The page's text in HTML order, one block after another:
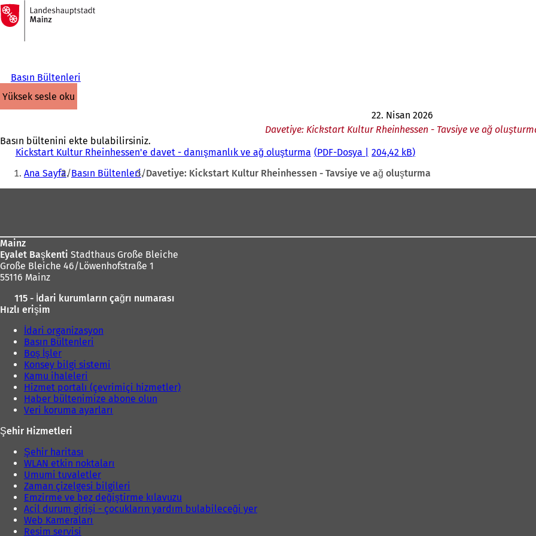
İçeriğe atla
Ana
sayfaya
Basın Bültenleri
yüksek sesle oku
22. Nisan 2026
Davetiye: Kickstart Kultur Rheinhessen - Tavsiye ve ağ
Basın bültenini ekte bulabilirsiniz.
Kickstart Kultur Rheinhessen'e davet - danışmanlık ve ağ oluşturma
PDF-Dosya 204,42 kB
Buradasınız:
Ana Sayfa Basın Bültenleri Davetiye: Kickstart Kultur Rheinhessen - Tavsiye ve ağ oluşturma
Mainz
Eyalet Başkenti Stadthaus Große Bleiche
Große Bleiche 46/Löwenhofstraße 1
55116 Mainz
115 - İdari kurumların çağrı numarası
Hızlı erişim
İdari organizasyon
Basın Bültenleri
Boş İşler
Konsey bilgi sistemi
Kamu ihaleleri
Hizmet portalı (çevrimiçi hizmetler)
Haber bültenimize abone olun
Veri koruma ayarları
Şehir Hizmetleri
Şehir haritası
WLAN etkin noktaları
Umumi tuvaletler
Zaman çizelgesi bilgileri
Emzirme ve bez değiştirme kılavuzu
Acil durum girişi - çocukların yardım bulabileceği yer
Web Kameraları
Resim servisi